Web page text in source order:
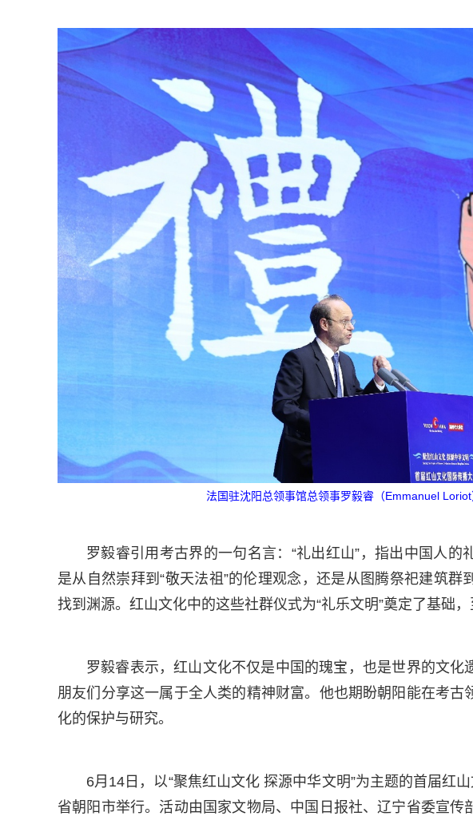
法国驻沈阳总领事馆总领事罗毅睿（Emmanuel
罗毅睿引用考古界的一句名言：“礼出红山”，指出中国人
是从自然崇拜到“敬天法祖”的伦理观念，还是从图腾祭祀建筑
找到渊源。红山文化中的这些社群仪式为“礼乐文明”奠定了基础
罗毅睿表示，红山文化不仅是中国的瑰宝，也是世界的文
朋友们分享这一属于全人类的精神财富。他也期盼朝阳能在考
化的保护与研究。
6月14日，以“聚焦红山文化 探源中华文明”为主题的首届红
省朝阳市举行。活动由国家文物局、中国日报社、辽宁省委宣